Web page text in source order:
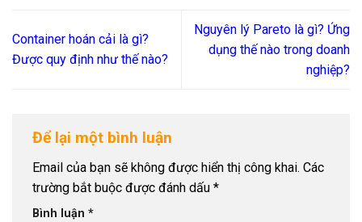
Container hoán cải là gì?
Được quy định như thế nào?
Nguyên lý Pareto là gì? Ứng
dụng thế nào trong doanh
nghiệp?
Để lại một bình luận
Email của bạn sẽ không được hiển thị công khai. Các
trường bắt buộc được đánh dấu *
Bình luận *